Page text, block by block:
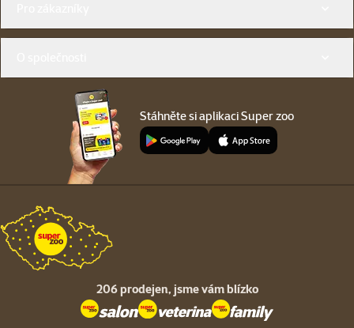
Stáhněte si aplikaci Super zoo
206 prodejen, jsme vám blízko